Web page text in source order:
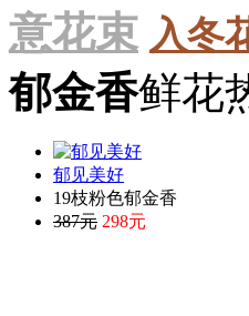
意花束 入冬
郁金香鲜花
郁见美好
19枝粉色郁金香
387元 298元